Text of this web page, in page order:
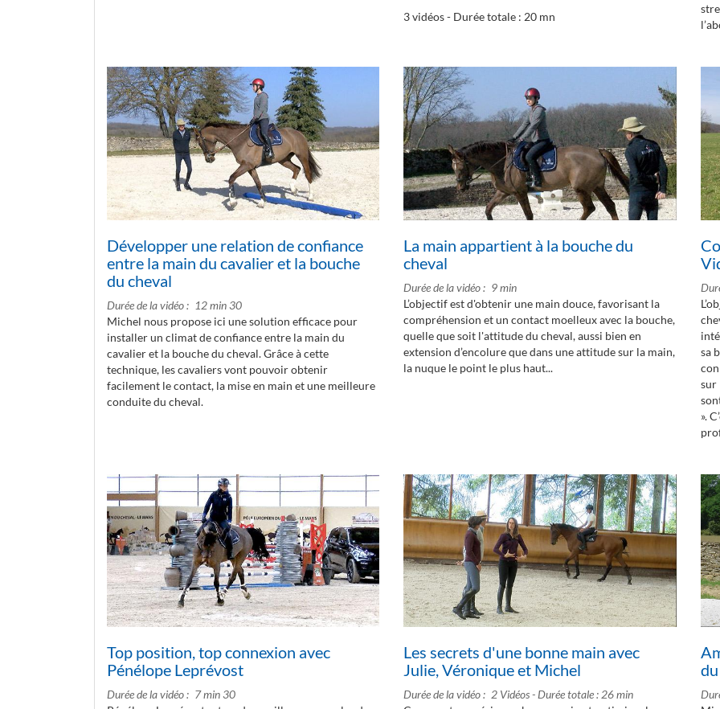
3 vidéos - Durée totale : 20 mn
Développer une relation de confiance
entre la main du cavalier et la bouche
du cheval
Durée de la vidéo
12 min 30
Michel nous propose ici une solution efficace pour
installer un climat de confiance entre la main du
cavalier et la bouche du cheval. Grâce à cette
technique, les cavaliers vont pouvoir obtenir
facilement le contact, la mise en main et une meilleure
conduite du cheval.
La main appartient à la bouche du
cheval
Durée de la vidéo
9 min
L’objectif est d'obtenir une main douce, favorisant la
compréhension et un contact moelleux avec la bouche,
quelle que soit l'attitude du cheval, aussi bien en
extension d’encolure que dans une attitude sur la main,
la nuque le point le plus haut...
sa
sur
».
Top position, top connexion avec
Pénélope Leprévost
Durée de la vidéo
7 min 30
Les secrets d'une bonne main avec
Julie, Véronique et Michel
Durée de la vidéo 2 Vidéos - Durée totale : 26 min